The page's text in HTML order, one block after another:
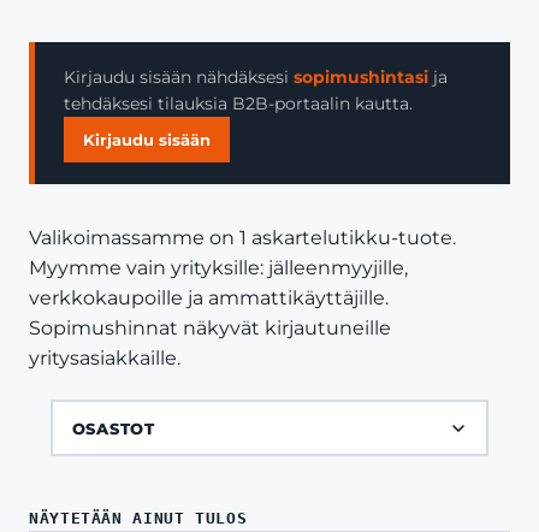
Yritys
Yhteystiedot
Kirjaudu sisään nähdäksesi sopimushintasi ja
tehdäksesi tilauksia B2B-portaalin kautta.
Kirjaudu sisään
Valikoimassamme on 1 askartelutikku-tuote.
Myymme vain yrityksille: jälleenmyyjille,
verkkokaupoille ja ammattikäyttäjille.
Sopimushinnat näkyvät kirjautuneille
yritysasiakkaille.
OSASTOT
NÄYTETÄÄN AINUT TULOS